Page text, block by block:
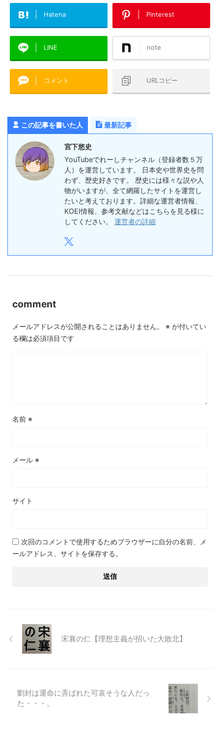
Hatena Pinterest
LINE note
コメント URLコピー
この記事を書いた人 最新記事
宮下悠史
YouTubeでれーしチャンネル（登録者数５万
人）を運営しています。 日本史や世界史を問
わず、歴史好きです。 歴史には様々な説や人
物がいますが、全て網羅したサイトを運営し
たいと考えております。詳細な運営者情報、
KOEI情報、参考文献などはこちらを見る様に
してください。 運営者の詳細
comment
メールアドレスが公開されることはありません。 ※ が付いてい
る欄は必須項目です
名前 ※
メール ※
サイト
次回のコメントで使用するためブラウザーに自分の名前、メ
ールアドレス、サイトを保存する。
宋襄の仁【理想主義が招いた大敗北】
劉封は運命に弄ばれた可哀そうな人だっ
た・・・。